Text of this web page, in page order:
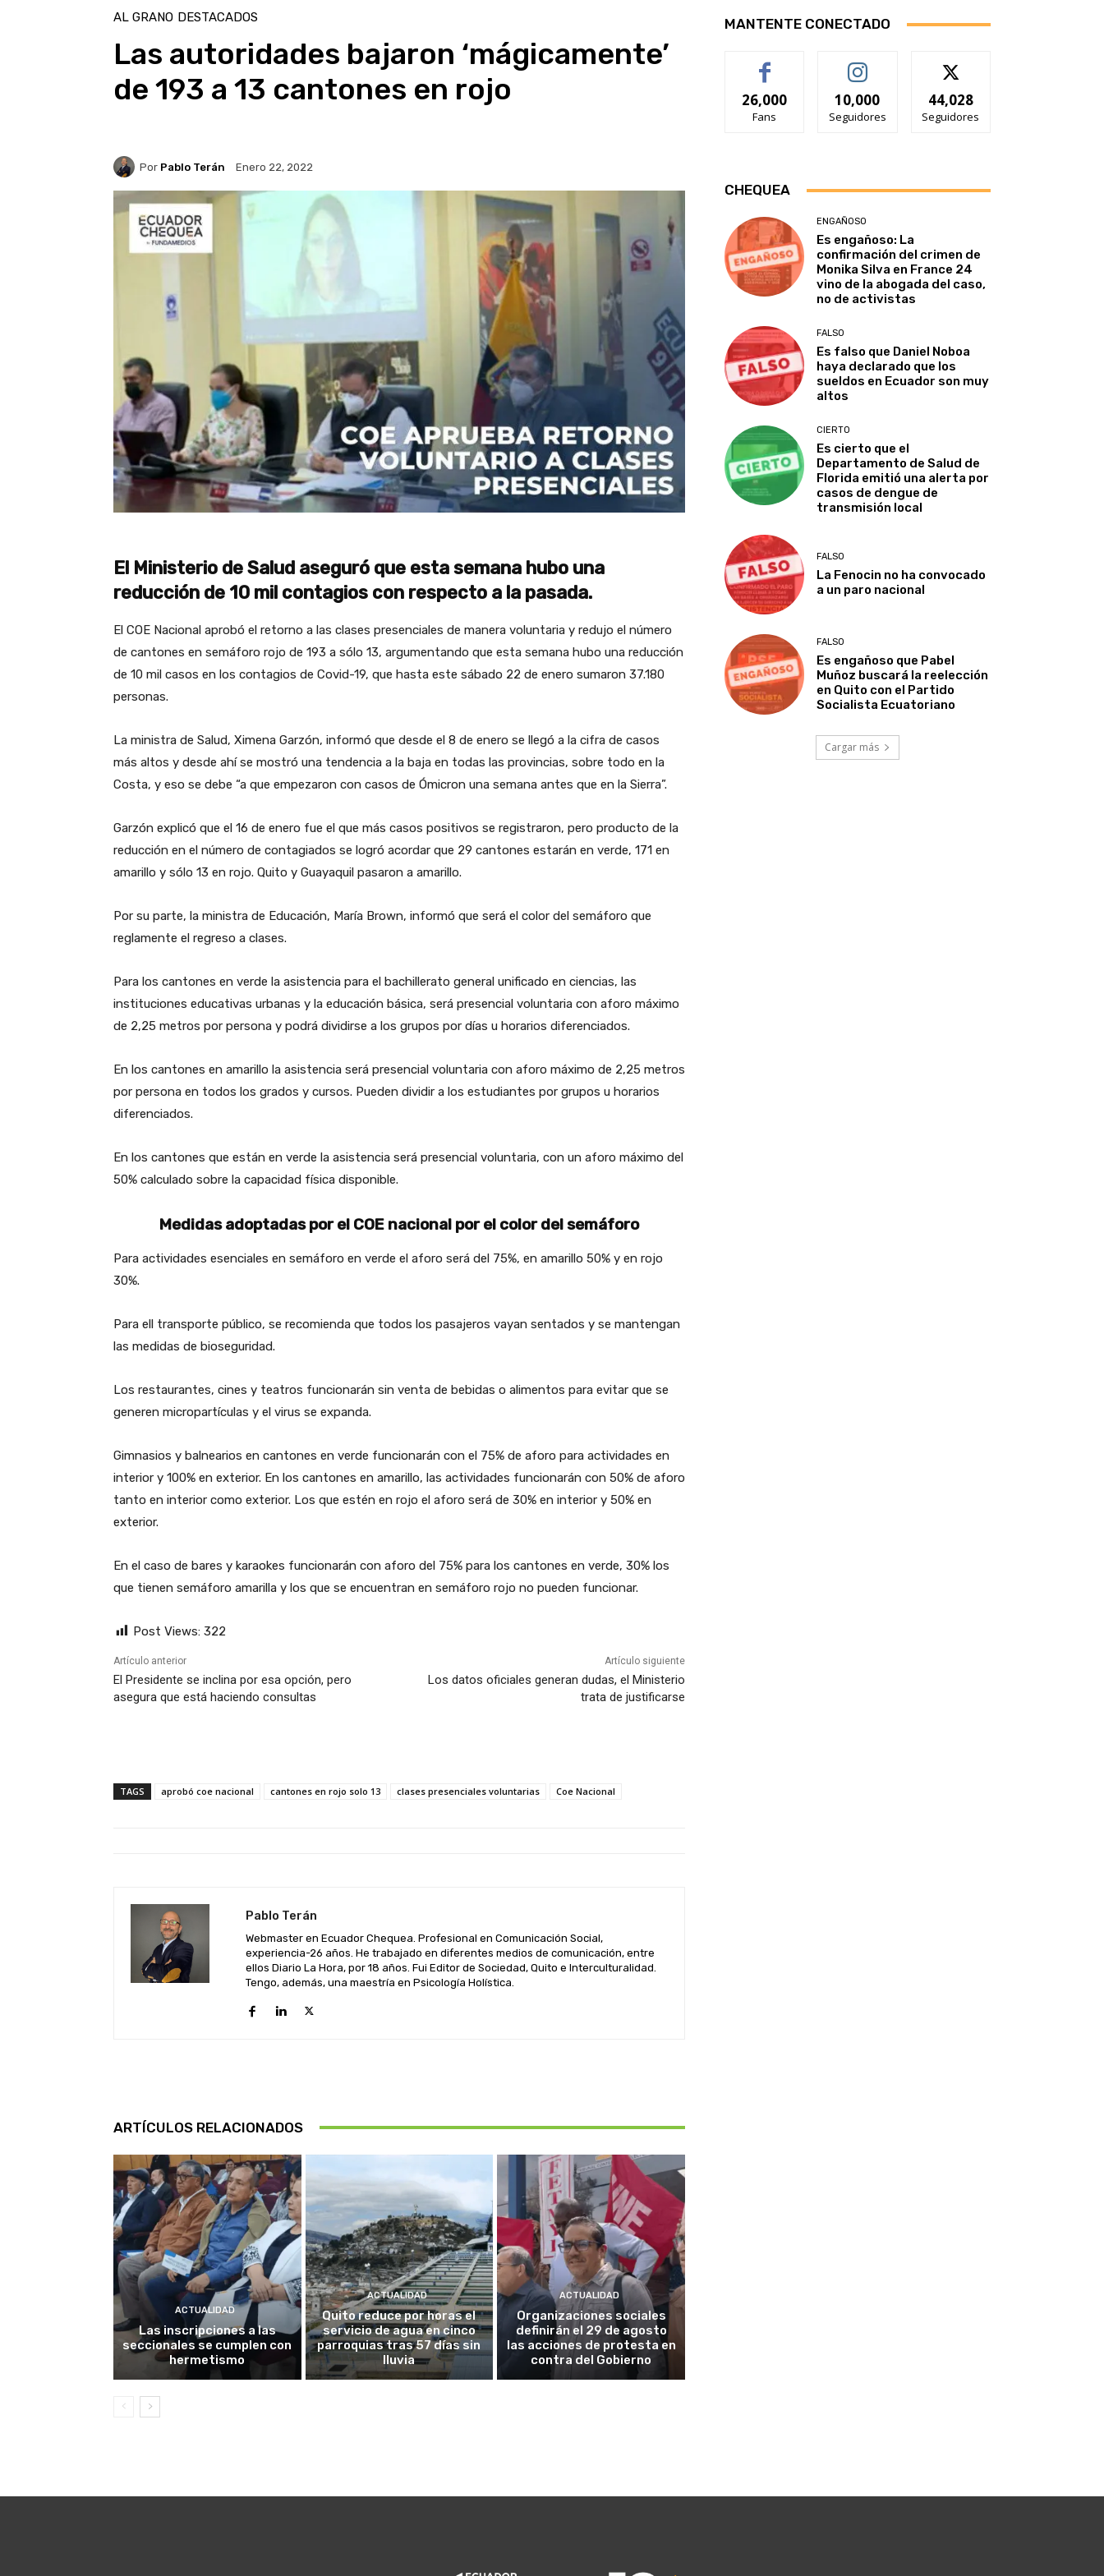
AL GRANO DESTACADOS
Las autoridades bajaron ‘mágicamente’
de 193 a 13 cantones en rojo
Por Pablo Terán Enero 22, 2022
El Ministerio de Salud aseguró que esta semana hubo una
reducción de 10 mil contagios con respecto a la pasada.
El COE Nacional aprobó el retorno a las clases presenciales de manera voluntaria y redujo el número
de cantones en semáforo rojo de 193 a sólo 13, argumentando que esta semana hubo una reducción
de 10 mil casos en los contagios de Covid-19, que hasta este sábado 22 de enero sumaron 37.180
personas.
La ministra de Salud, Ximena Garzón, informó que desde el 8 de enero se llegó a la cifra de casos
más altos y desde ahí se mostró una tendencia a la baja en todas las provincias, sobre todo en la
Costa, y eso se debe “a que empezaron con casos de Ómicron una semana antes que en la Sierra”.
Garzón explicó que el 16 de enero fue el que más casos positivos se registraron, pero producto de la
reducción en el número de contagiados se logró acordar que 29 cantones estarán en verde, 171 en
amarillo y sólo 13 en rojo. Quito y Guayaquil pasaron a amarillo.
Por su parte, la ministra de Educación, María Brown, informó que será el color del semáforo que
reglamente el regreso a clases.
Para los cantones en verde la asistencia para el bachillerato general unificado en ciencias, las
instituciones educativas urbanas y la educación básica, será presencial voluntaria con aforo máximo
de 2,25 metros por persona y podrá dividirse a los grupos por días u horarios diferenciados.
En los cantones en amarillo la asistencia será presencial voluntaria con aforo máximo de 2,25 metros
por persona en todos los grados y cursos. Pueden dividir a los estudiantes por grupos u horarios
diferenciados.
En los cantones que están en verde la asistencia será presencial voluntaria, con un aforo máximo del
50% calculado sobre la capacidad física disponible.
Medidas adoptadas por el COE nacional por el color del semáforo
Para actividades esenciales en semáforo en verde el aforo será del 75%, en amarillo 50% y en rojo
30%.
Para ell transporte público, se recomienda que todos los pasajeros vayan sentados y se mantengan
las medidas de bioseguridad.
Los restaurantes, cines y teatros funcionarán sin venta de bebidas o alimentos para evitar que se
generen micropartículas y el virus se expanda.
Gimnasios y balnearios en cantones en verde funcionarán con el 75% de aforo para actividades en
interior y 100% en exterior. En los cantones en amarillo, las actividades funcionarán con 50% de aforo
tanto en interior como exterior. Los que estén en rojo el aforo será de 30% en interior y 50% en
exterior.
En el caso de bares y karaokes funcionarán con aforo del 75% para los cantones en verde, 30% los
que tienen semáforo amarilla y los que se encuentran en semáforo rojo no pueden funcionar.
Post Views: 322
Artículo anterior
El Presidente se inclina por esa opción, pero
asegura que está haciendo consultas
Artículo siguiente
Los datos oficiales generan dudas, el Ministerio
trata de justificarse
TAGS aprobó coe nacional cantones en rojo solo 13 clases presenciales voluntarias Coe Nacional
Pablo Terán
Webmaster en Ecuador Chequea. Profesional en Comunicación Social,
experiencia-26 años. He trabajado en diferentes medios de comunicación, entre
ellos Diario La Hora, por 18 años. Fui Editor de Sociedad, Quito e Interculturalidad.
Tengo, además, una maestría en Psicología Holística.
ARTÍCULOS RELACIONADOS
ACTUALIDAD
Las inscripciones a las
seccionales se cumplen con
hermetismo
ACTUALIDAD
Quito reduce por horas el
servicio de agua en cinco
parroquias tras 57 días sin
lluvia
ACTUALIDAD
Organizaciones sociales
definirán el 29 de agosto
las acciones de protesta en
contra del Gobierno
MANTENTE CONECTADO
26,000
Fans
10,000
Seguidores
44,028
Seguidores
CHEQUEA
ENGAÑOSO
Es engañoso: La
confirmación del crimen de
Monika Silva en France 24
vino de la abogada del caso,
no de activistas
FALSO
Es falso que Daniel Noboa
haya declarado que los
sueldos en Ecuador son muy
altos
CIERTO
Es cierto que el
Departamento de Salud de
Florida emitió una alerta por
casos de dengue de
transmisión local
FALSO
La Fenocin no ha convocado
a un paro nacional
FALSO
Es engañoso que Pabel
Muñoz buscará la reelección
en Quito con el Partido
Socialista Ecuatoriano
Cargar más